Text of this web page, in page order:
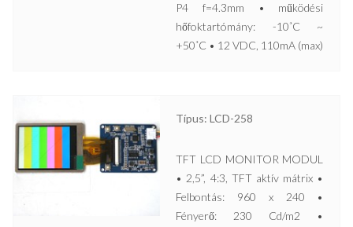
P4 f=4.3mm • működési
hőfoktartómány: -10˚C ~
+50˚C • 12 VDC, 110mA (max)
Típus: LCD-258
TFT LCD MONITOR MODUL
• 2,5”, 4:3, TFT aktív mátrix •
Felbontás: 960 x 240 •
Fényerő: 230 Cd/m2 •